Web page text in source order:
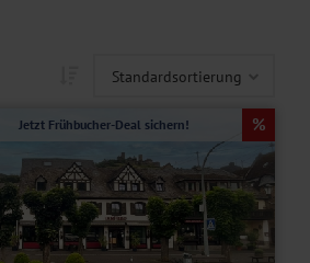
Jetzt Frühbucher-Deal sichern!